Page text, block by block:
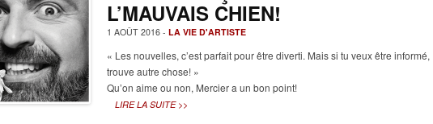
L’MAUVAIS CHIEN!
1 AOÛT 2016 - LA VIE D'ARTISTE
« Les nouvelles, c’est parfait pour être diverti. Mais si tu veux être informé,
trouve autre chose! »
Qu’on aime ou non, Mercier a un bon point!
LIRE LA SUITE >>